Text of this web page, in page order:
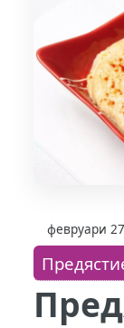
февруари